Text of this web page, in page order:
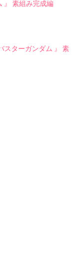
』 素組み完成編
スターガンダム 』 素